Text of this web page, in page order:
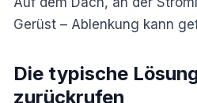
Gerüst – Ablenkung kann
Die typische
zurückrufen